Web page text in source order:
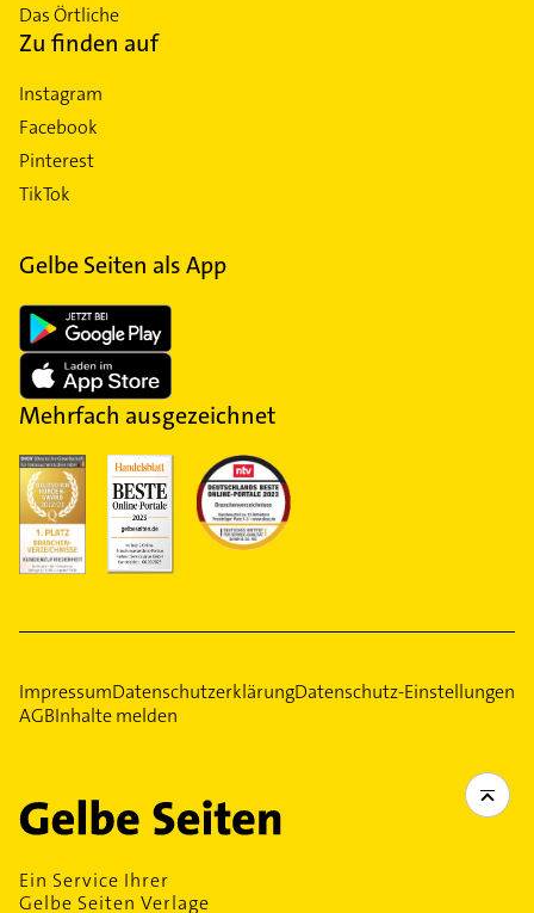
Das Örtliche
Zu finden auf
Instagram
Facebook
Pinterest
TikTok
Gelbe Seiten als App
Mehrfach ausgezeichnet
ImpressumDatenschutzerklärungDatenschutz-Einstellungen
AGBInhalte melden
Ein Service Ihrer
Gelbe Seiten Verlage